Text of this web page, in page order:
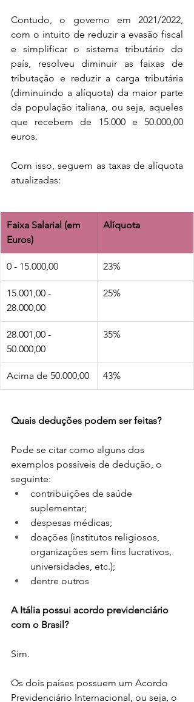
Contudo, o governo em 2021/2022,
com o intuito de reduzir a evasão fiscal
e simplificar o sistema tributário do
país, resolveu diminuir as faixas de
tributação e reduzir a carga tributária
(diminuindo a alíquota) da maior parte
da população italiana, ou seja, aqueles
que recebem de 15.000 e 50.000,00
euros.
Com isso, seguem as taxas de alíquota
atualizadas:
Faixa Salarial (em
Euros)
Alíquota
0 - 15.000,00 23%
15.001,00 -
28.000,00
25%
28.001,00 -
50.000,00
35%
Acima de 50.000,00 43%
Quais deduções podem ser feitas?
Pode se citar como alguns dos
exemplos possíveis de dedução, o
seguinte:
contribuições de saúde
suplementar;
despesas médicas;
doações (institutos religiosos,
organizações sem fins lucrativos,
universidades, etc.);
dentre outros
A Itália possui acordo previdenciário
com o Brasil?
Sim.
Os dois países possuem um Acordo
Previdenciário Internacional, ou seja, o